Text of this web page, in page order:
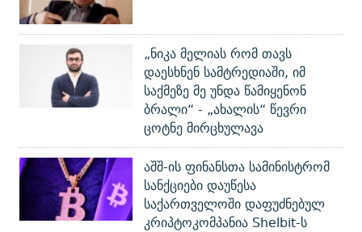
„ნიკა მელიას რომ თავს
დაესხნენ სამტრედიაში, იმ
საქმეზე მე უნდა წამიყენონ
ბრალი“ - „ახალის“ წევრი
ცოტნე მირცხულავა
აშშ-ის ფინანსთა სამინისტრომ
სანქციები დაუწესა
საქართველოში დაფუძნებულ
კრიპტოკომპანია Shelbit-ს